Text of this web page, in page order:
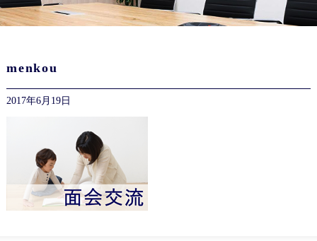
menkou
2017年6月19日